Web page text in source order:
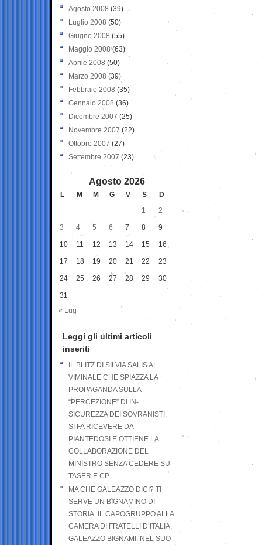
Agosto 2008 (39)
Luglio 2008 (50)
Giugno 2008 (55)
Maggio 2008(63)
Aprile 2008 (50)
Marzo 2008 (39)
Febbraio 2008 (35)
Gennaio 2008 (36)
Dicembre 2007 (25)
Novembre 2007 (22)
Ottobre 2007 (27)
Settembre 2007 (23)
Agosto 2026
L M M G V S
D
1
2
3 4 5 6 7 8 9
10 11 12 13 14 15 16
17 18 19 20 21 22 23
24 25 26 27 28 29 30
31
« Lug
Leggi gli ultimi articoli
inseriti
IL BLITZ DI SILVIA SALIS AL
VIMINALE CHE SPIAZZA LA
PROPAGANDA SULLA
“PERCEZIONE” DI IN-
SICUREZZA DEI SOVRANISTI:
SI FA RICEVERE DA
PIANTEDOSI E OTTIENE LA
COLLABORAZIONE DEL
MINISTRO SENZA CEDERE SU
TASER E CP
MA CHE GALEAZZO DICI? TI
SERVE UN BIGNAMINO DI
STORIA. IL CAPOGRUPPO ALLA
CAMERA DI FRATELLI D’ITALIA,
GALEAZZO BIGNAMI, NEL SUO